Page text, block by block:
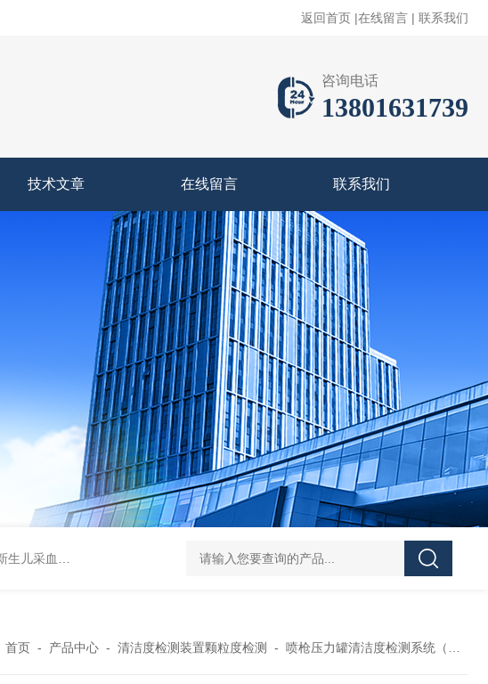
返回首页 |在线留言 | 联系我们
咨询电话
13801631739
技术文章 在线留言 联系我们
儿采血纸 3119-0050无菌339652 23-2263赛默飞离心管 UFC903096 MAP001
首页- 产品中心- 清洁度检测装置颗粒度检测 - 喷枪压力罐清洁度检测系统（摩速）